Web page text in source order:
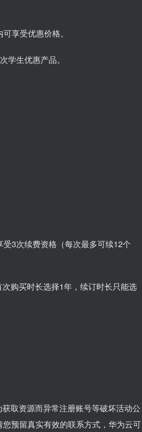
享受优惠价格。
学生优惠产品。
3次续费资格（每次最多可续12个
购买时长选择1年，续订时长只能选
取资源而异常注册账号等破坏活动公
预留真实有效的联系方式，华为云可